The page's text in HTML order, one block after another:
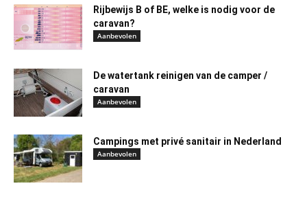
Rijbewijs B of BE, welke is nodig voor de
caravan?
Aanbevolen
De watertank reinigen van de camper /
caravan
Aanbevolen
Campings met privé sanitair in Nederland
Aanbevolen